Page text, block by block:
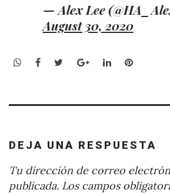
— Alex Lee
August 30, 2020
WhatsApp
Facebook
TwitterGoogle+LinkedInPinterest
DEJA UNA RESPUESTA
Tu dirección de correo
publicada. Los campos